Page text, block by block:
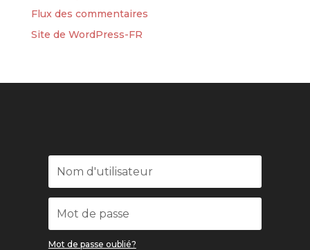
Flux des commentaires
Site de WordPress-FR
Mot de passe oublié?